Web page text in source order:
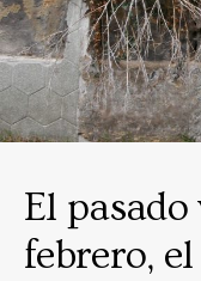
El pasado
febrero,